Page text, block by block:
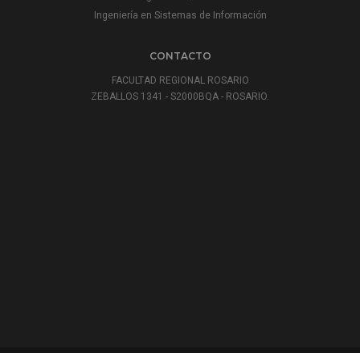
Ingeniería en Sistemas de Información
CONTACTO
FACULTAD REGIONAL ROSARIO
ZEBALLOS 1341 - S2000BQA - ROSARIO.